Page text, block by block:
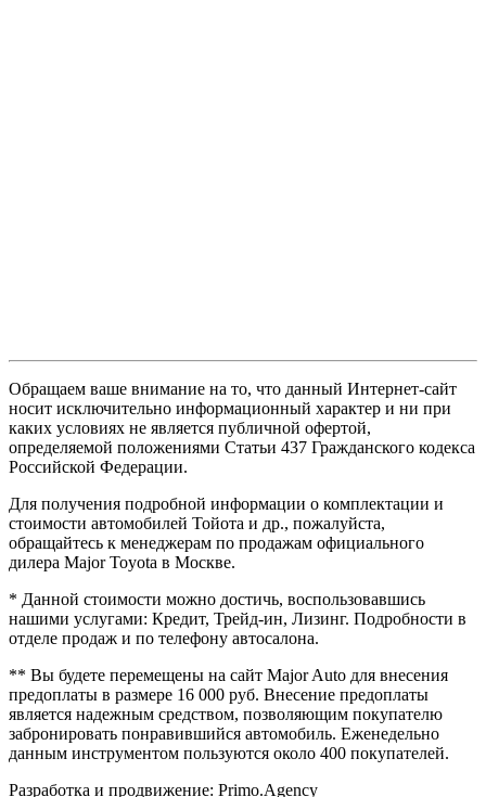
Обращаем ваше внимание на то, что данный Интернет-сайт
носит исключительно информационный характер и ни при
каких условиях не является публичной офертой,
определяемой положениями Статьи 437 Гражданского кодекса
Российской Федерации.
Для получения подробной информации о комплектации и
стоимости автомобилей Тойота и др., пожалуйста,
обращайтесь к менеджерам по продажам официального
дилера Major Toyota в Москве.
* Данной стоимости можно достичь, воспользовавшись
нашими услугами: Кредит, Трейд-ин, Лизинг. Подробности в
отделе продаж и по телефону автосалона.
** Вы будете перемещены на сайт Major Auto для внесения
предоплаты в размере 16 000 руб. Внесение предоплаты
является надежным средством, позволяющим покупателю
забронировать понравившийся автомобиль. Еженедельно
данным инструментом пользуются около 400 покупателей.
Разработка и продвижение: Primo.Agency